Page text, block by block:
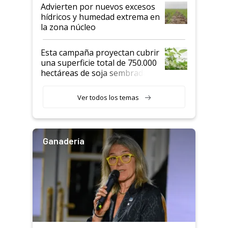
Advierten por nuevos excesos
hídricos y humedad extrema en
la zona núcleo
Esta campaña proyectan cubrir
una superficie total de 750.000
hectáreas de soja sembradas
variedades que marcan un
salto tecnológico en genética y
Ver todos los temas
Ganadería